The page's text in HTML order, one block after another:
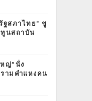
ฐสภาไทย" ชู
นสถาบัน
ญ่”นั่ง
ามคำแหงคน